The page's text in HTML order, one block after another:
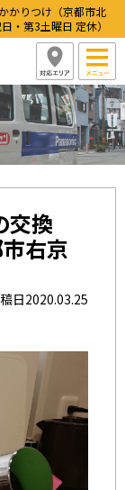
かりつけ（京都市北
・第3土曜日 定休）
交換
右京
日2020.03.25